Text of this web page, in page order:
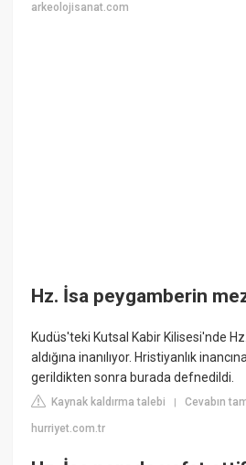
arkeolojisanat.com
Hz. İsa peygamberin
Kudüs'teki Kutsal Kabir Kilisesi'nde
aldığına inanılıyor. Hristiyanlık
gerildikten sonra burada defnedildi.
Kaynak kaldırma talebi |Cevabın
hurriyet.com.tr